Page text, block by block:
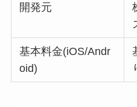
開発元
基本料金(iOS/Andr
oid)